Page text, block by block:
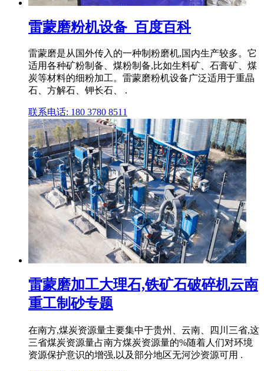
雷蒙磨粉机设备_百度百科
雷蒙磨是从国外传入的一种制粉磨机,国内生产较多。它
适用各种矿粉制备、煤粉制备,比如生料矿、石膏矿、煤
炭等材料的细粉加工。雷蒙磨粉机设备广泛适用于重晶
石、方解石、钾长石、 .
联系电话: 180 3780 8511
雷蒙磨加工大理石,铁矿石破碎机云南
重工制砂专题
在南方,煤炭资源量主要集中于贵州、云南、四川三省,这
三省煤炭资源量占南方煤炭资源量的%随着人们对环境
资源保护意识的增强,以及部分地区无河沙资源可用 .